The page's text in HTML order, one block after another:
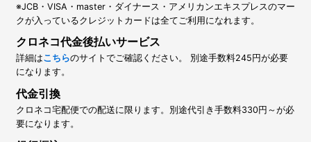
※JCB・VISA・master・ダイナース・アメリカンエキスプレスのマー
クが入っているクレジットカードは全てご利用になれます。
クロネコ代金後払いサービス
詳細はこちらのサイトでご確認ください。 別途手数料245円が必要
になります。
代金引換
クロネコ宅配便での配送に限ります。別途代引き手数料330円～が必
要になります。